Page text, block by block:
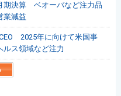
期決算 ベオーバなど注力品
業減益
2025年に向けて米国事
ルス領域など注力